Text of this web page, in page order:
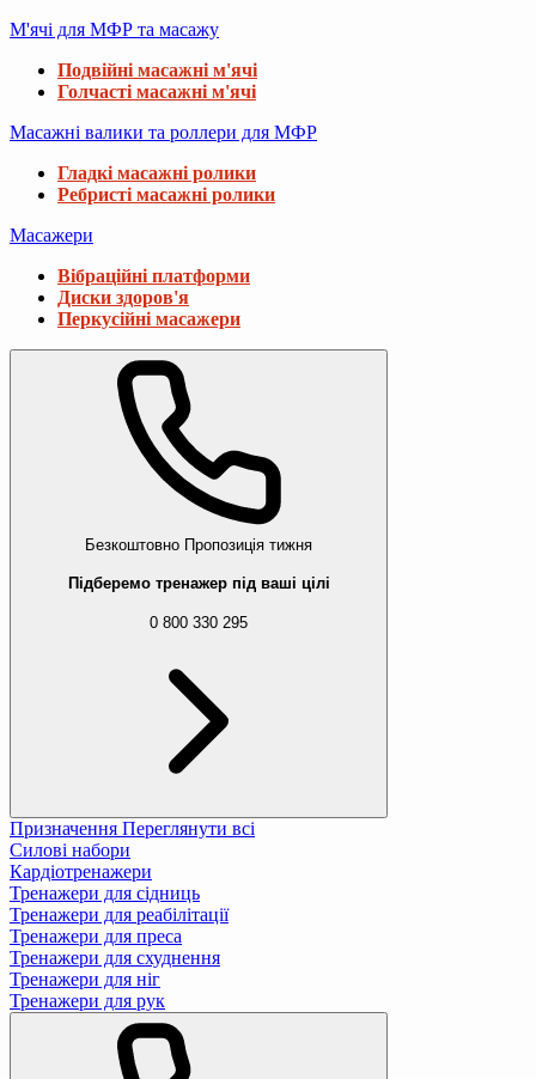
М'ячі для МФР та масажу
Подвійні масажні м'ячі
Голчасті масажні м'ячі
Масажні валики та роллери для МФР
Гладкі масажні ролики
Ребристі масажні ролики
Масажери
Вібраційні платформи
Диски здоров'я
Перкусійні масажери
Безкоштовно Пропозиція тижня
Підберемо тренажер під ваші цілі
0 800 330 295
Призначення Переглянути всі
Силові набори
Кардіотренажери
Тренажери для сідниць
Тренажери для реабілітації
Тренажери для преса
Тренажери для схуднення
Тренажери для ніг
Тренажери для рук